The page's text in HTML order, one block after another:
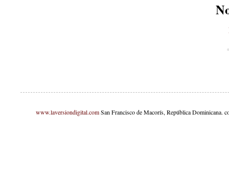
www.laversiondigital.comSan Francisco de Macorís, República Dominicana.